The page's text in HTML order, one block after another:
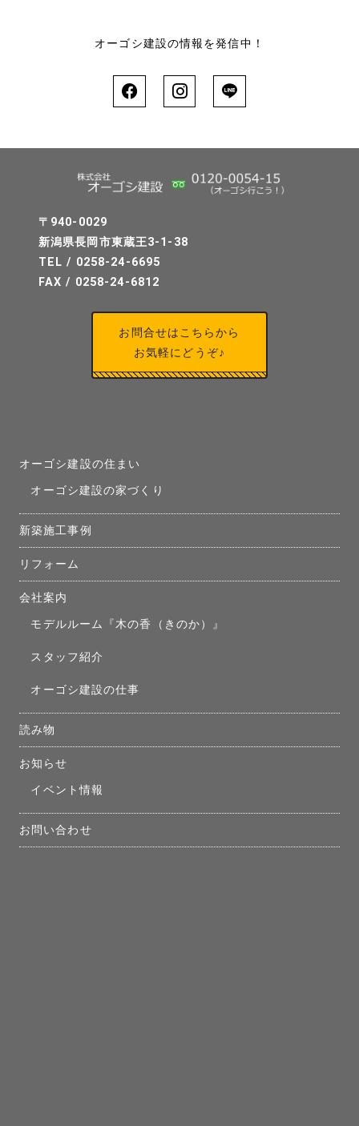
オーゴシ建設の情報を発信中！
〒940-0029
新潟県長岡市東蔵王3-1-38
TEL / 0258-24-6695
FAX / 0258-24-6812
お問合せはこちらから
お気軽にどうぞ♪
オーゴシ建設の住まい
オーゴシ建設の家づくり
新築施工事例
リフォーム
会社案内
モデルルーム『木の香（きのか）』
スタッフ紹介
オーゴシ建設の仕事
読み物
お知らせ
イベント情報
お問い合わせ